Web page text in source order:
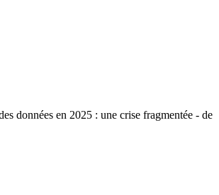
données en 2025 : une crise fragmentée - de